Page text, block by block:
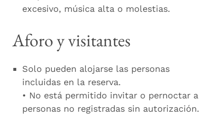
excesivo, música alta o molestias.
Aforo y visitantes
Solo pueden alojarse las personas
incluidas en la reserva.
• No está permitido invitar o pernoctar a
personas no registradas sin autorización.